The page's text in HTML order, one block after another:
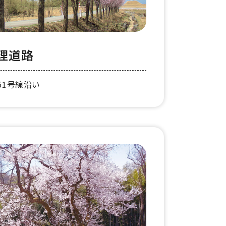
道路
号線沿い